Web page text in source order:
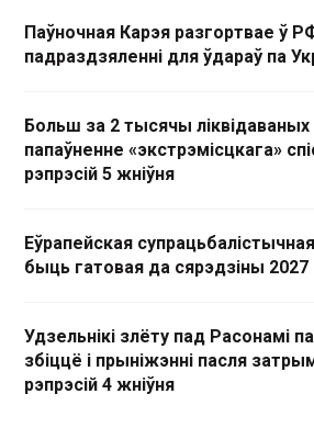
Паўночная Карэя разгортвае ў
падраздзяленні для ўдараў па
Больш за 2 тысячы ліквідаваных
папаўненне «экстрэмісцкага»
рэпрэсій 5 жніўня
Еўрапейская
быць гатовая да сярэдзіны 2027
Удзельнікі злёту пад Расонамі
збіццё і прыніжэнні пасля
рэпрэсій 4 жніўня